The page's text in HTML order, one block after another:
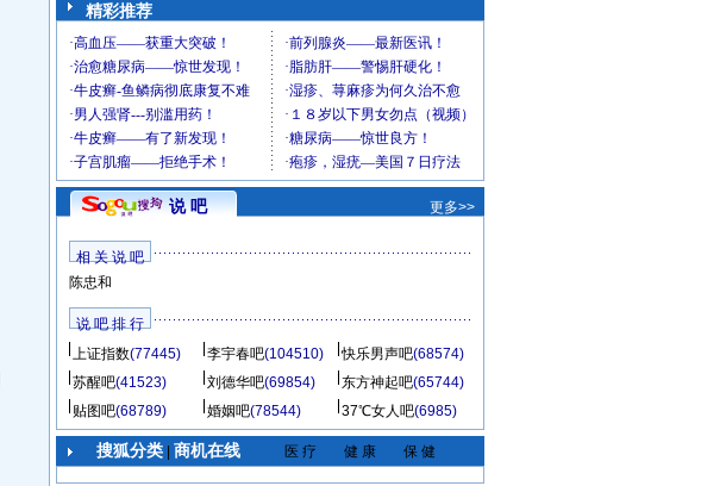
精彩推荐
说 吧 更多>>
相 关 说 吧
陈忠和
说 吧 排 行
上证指数(77445) 李宇春吧(104510) 快乐男声吧(68574)
苏醒吧(41523) 刘德华吧(69854) 东方神起吧(65744)
贴图吧(68789) 婚姻吧(78544) 37℃女人吧(6985)
搜狐分类| 商机在线 医 疗 健 康 保 健